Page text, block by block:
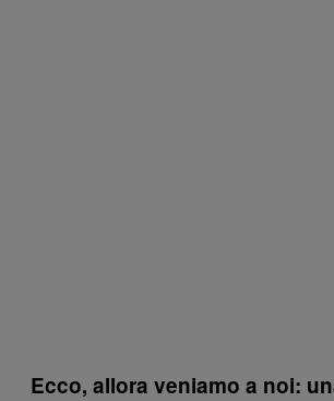
Ecco, allora veniamo a noi: